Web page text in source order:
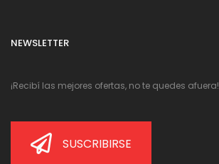
NEWSLETTER
¡Recibí las mejores ofertas, no te quedes afuera!
SUSCRIBIRSE